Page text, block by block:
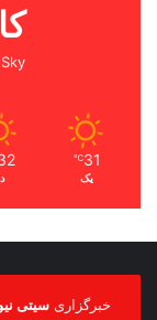
31
℃
یک
خبرگزاری سیتی